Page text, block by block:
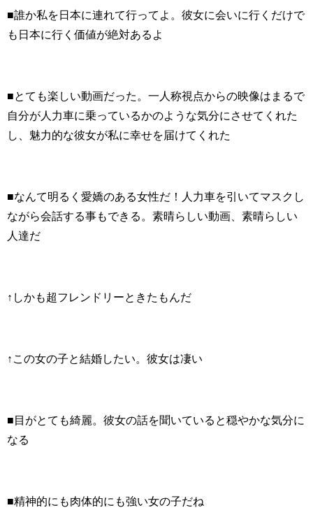
■誰か私を日本に連れて行ってよ。彼女に会いに行くだけで
も日本に行く価値が絶対あるよ
■とても楽しい動画だった。一人称視点からの映像はまるで
自分が人力車に乗っているかのような気分にさせてくれた
し、魅力的な彼女が私に幸せを届けてくれた
■なんて明るく愛嬌のある女性だ！人力車を引いてマスクし
ながら会話する事もできる。素晴らしい動画、素晴らしい
人達だ
↑しかも超フレンドリーときたもんだ
↑この女の子と結婚したい。彼女は凄い
■目がとても綺麗。彼女の話を聞いていると穏やかな気分に
なる
■精神的にも肉体的にも強い女の子だね